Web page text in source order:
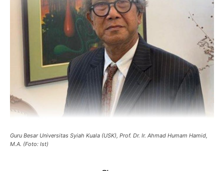
Guru Besar Universitas Syiah Kuala (USK), Prof. Dr. Ir. Ahmad Humam Hamid,
M.A. (Foto: Ist)